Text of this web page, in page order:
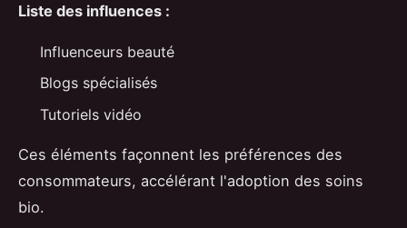
Liste des influences :
Influenceurs beauté
Blogs spécialisés
Tutoriels vidéo
Ces éléments façonnent les préférences des
consommateurs, accélérant l'adoption des soins
bio.